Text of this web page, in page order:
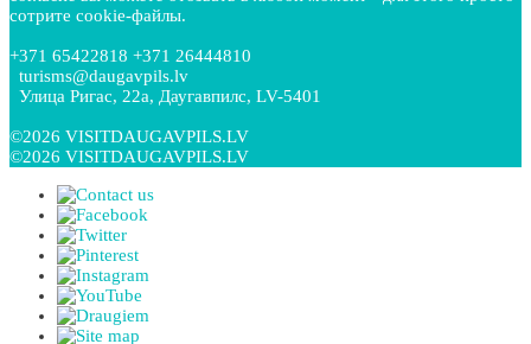
сотрите cookie-файлы.
+371 65422818 +371 26444810
turisms@daugavpils.lv
Улица Ригас, 22a, Даугавпилс, LV-5401
©2026 VISITDAUGAVPILS.LV
©2026 VISITDAUGAVPILS.LV